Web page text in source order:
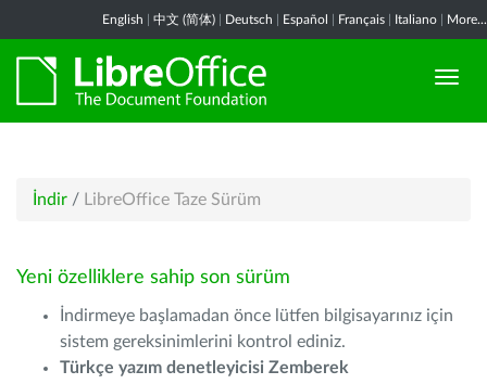
English 中文 (简体) Deutsch Español Français Italiano More...
İndir / LibreOffice Taze Sürüm
Yeni özelliklere sahip son sürüm
İndirmeye başlamadan önce lütfen bilgisayarınız için
sistem gereksinimlerini kontrol ediniz.
Türkçe yazım denetleyicisi Zemberek